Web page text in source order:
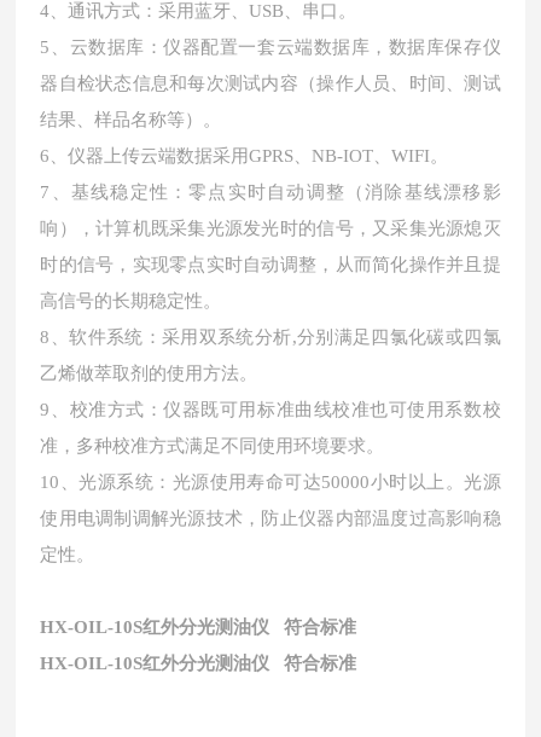
4、通讯方式：采用蓝牙、USB、串口。
5、云数据库：仪器配置一套云端数据库，数据库保存仪
器自检状态信息和每次测试内容（操作人员、时间、测试
结果、样品名称等）。
6、仪器上传云端数据采用GPRS、NB-IOT、WIFI。
7、基线稳定性：零点实时自动调整（消除基线漂移影
响），计算机既采集光源发光时的信号，又采集光源熄灭
时的信号，实现零点实时自动调整，从而简化操作并且提
高信号的长期稳定性。
8、软件系统：采用双系统分析,分别满足四氯化碳或四氯
乙烯做萃取剂的使用方法。
9、校准方式：仪器既可用标准曲线校准也可使用系数校
准，多种校准方式满足不同使用环境要求。
10、光源系统：光源使用寿命可达50000小时以上。光源
使用电调制调解光源技术，防止仪器内部温度过高影响稳
定性。
HX-OIL-10S红外分光测油仪 符合标准
HX-OIL-10S红外分光测油仪 符合标准